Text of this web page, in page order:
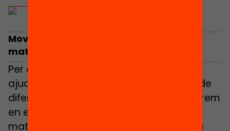
Movent fitxes cap al raonament
matemàtic
Per altra banda, els jocs de taula ens
ajuden a desenvolupar competències de
diferents assignatures, però si ens centrem
en els eixos competencials de les
matemàtiques el que veiem de manera